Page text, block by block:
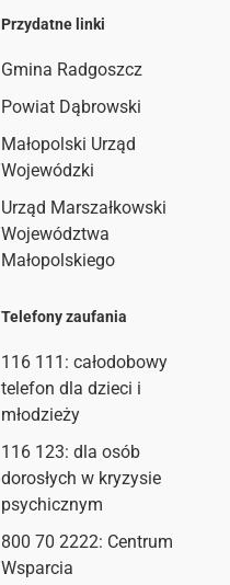
Przydatne linki
Gmina Radgoszcz
Powiat Dąbrowski
Małopolski Urząd
Wojewódzki
Urząd Marszałkowski
Województwa
Małopolskiego
Telefony zaufania
116 111 : całodobowy
telefon dla dzieci i
młodzieży
116 123: dla osób
dorosłych w kryzysie
psychicznym
800 70 2222: Centrum
Wsparcia